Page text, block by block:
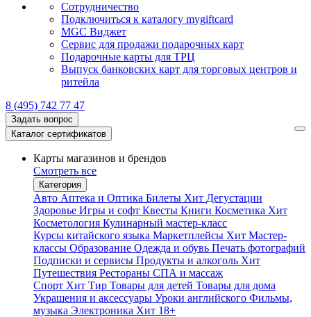
Сотрудничество
Подключиться к каталогу mygiftcard
MGC Виджет
Сервис для продажи подарочных карт
Подарочные карты для ТРЦ
Выпуск банковских карт для торговых центров и
ритейла
8 (495) 742 77 47
Задать вопрос
Каталог сертификатов
Карты магазинов и брендов
Смотреть все
Категория
Авто Аптека и Оптика Билеты Хит Дегустации
Здоровье Игры и софт Квесты Книги Косметика Хит
Косметология Кулинарный мастер-класс
Курсы китайского языка Маркетплейсы Хит Мастер-
классы Образование Одежда и обувь Печать фотографий
Подписки и сервисы Продукты и алкоголь Хит
Путешествия Рестораны СПА и массаж
Спорт Хит Тир Товары для детей Товары для дома
Украшения и аксессуары Уроки английского Фильмы,
музыка Электроника Хит 18+